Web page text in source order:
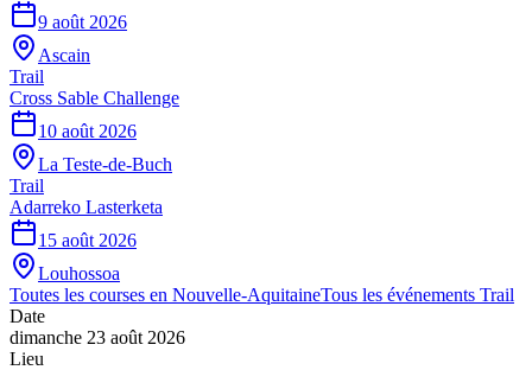
9 août 2026
Ascain
Trail
Cross Sable Challenge
10 août 2026
La Teste-de-Buch
Trail
Adarreko Lasterketa
15 août 2026
Louhossoa
Toutes les courses en Nouvelle-AquitaineTous les événements Trail
Date
dimanche 23 août 2026
Lieu